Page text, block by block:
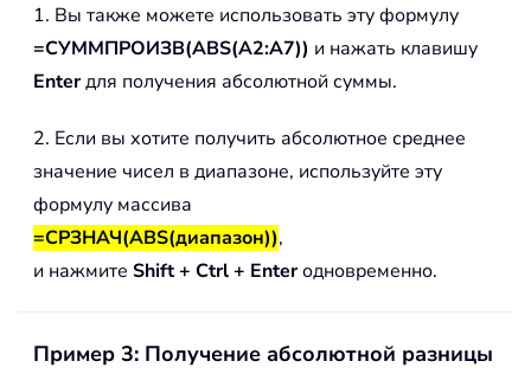
1. Вы также можете использовать эту формулу
=СУММПРОИЗВ(ABS(A2:A7)) и нажать клавишу
Enterдля получения абсолютной суммы.
2. Если вы хотите получить абсолютное среднее
значение чисел в диапазоне, используйте эту
формулу массива
=СРЗНАЧ(ABS(диапазон)),
и нажмите Shift + Ctrl + Enterодновременно.
Пример 3: Получение абсолютной разницы